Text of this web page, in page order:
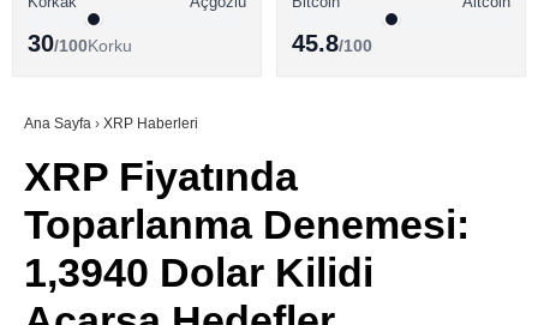
TikTok
ALTCOİN HABERLERİ
SÖZLÜK
30/100Korku 45.8/100
Ana Sayfa › XRP Haberleri
XRP Fiyatında
Toparlanma Denemesi:
1,3940 Dolar Kilidi